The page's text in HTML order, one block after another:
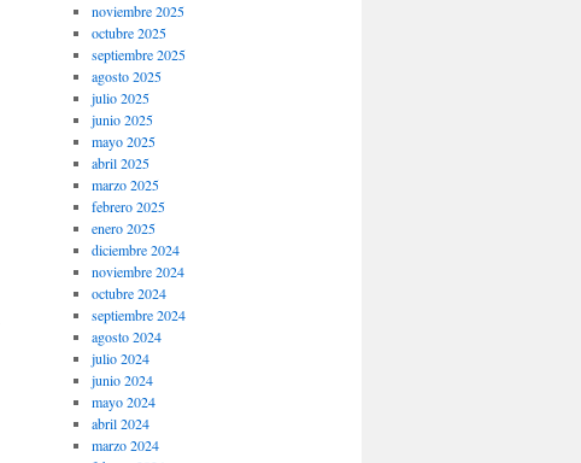
noviembre 2025
octubre 2025
septiembre 2025
agosto 2025
julio 2025
junio 2025
mayo 2025
abril 2025
marzo 2025
febrero 2025
enero 2025
diciembre 2024
noviembre 2024
octubre 2024
septiembre 2024
agosto 2024
julio 2024
junio 2024
mayo 2024
abril 2024
marzo 2024